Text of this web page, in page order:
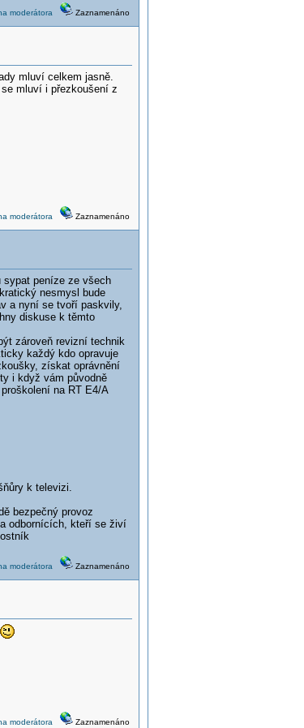
moderátora Zaznamenáno
mluví celkem jasně.
mluví i přezkoušení z
moderátora Zaznamenáno
sypat peníze ze všech
nesmysl bude
a nyní se tvoří paskvily,
diskuse k těmto
zároveň revizní technik
každý kdo opravuje
získat oprávnění
i když vám původně
na RT E4/A
k televizi.
bezpečný provoz
odbornících, kteří se živí
moderátora Zaznamenáno
moderátora Zaznamenáno